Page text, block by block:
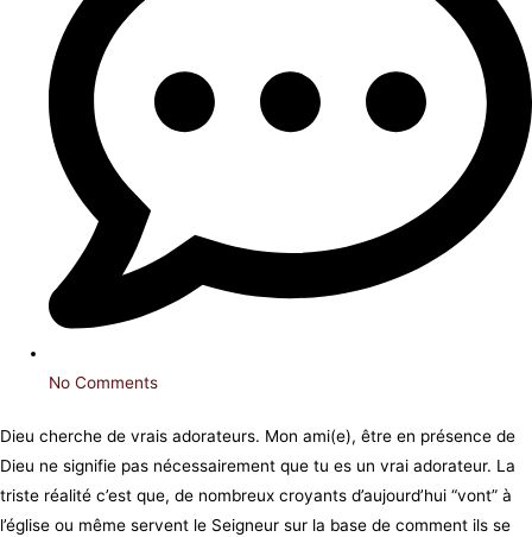
No Comments
Dieu cherche de vrais adorateurs. Mon ami(e), être en présence de
Dieu ne signifie pas nécessairement que tu es un vrai adorateur. La
triste réalité c’est que, de nombreux croyants d’aujourd’hui “vont” à
l’église ou même servent le Seigneur sur la base de comment ils se